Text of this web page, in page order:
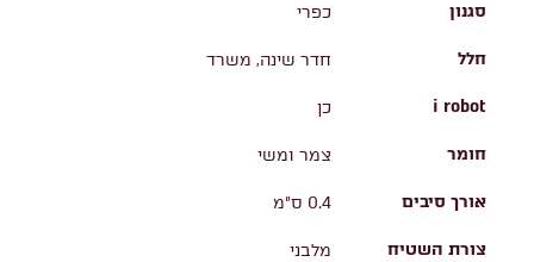
סגנון כפרי
חלל חדר שינה, משרד
i robot כן
חומר צמר ומשי
אורך סיבים 0.4 ס"מ
צורת השטיח מלבני